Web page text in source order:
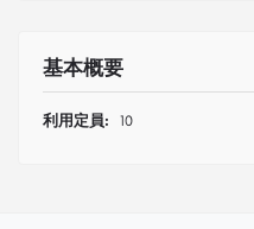
基本概要
利用定員: 10